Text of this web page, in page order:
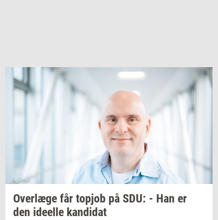
Over­læ­ge får topjob på SDU: - Han er
den ide­el­le kan­di­dat